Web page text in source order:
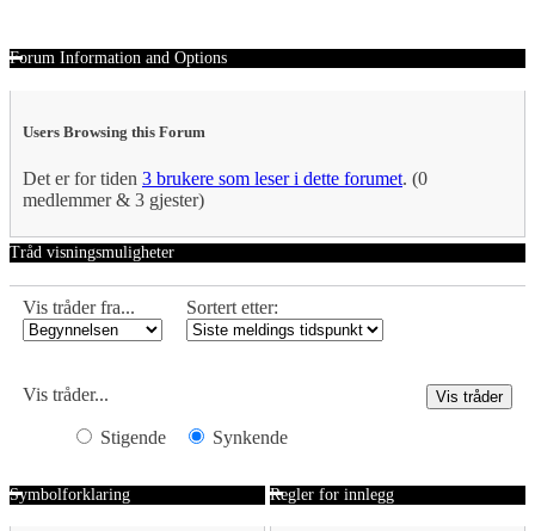
Forum Information and Options
Users Browsing this Forum
Det er for tiden 3 brukere som leser i dette forumet. (0
medlemmer & 3 gjester)
Tråd visningsmuligheter
Vis tråder fra... Sortert etter:
Vis tråder...
Stigende Synkende
Symbolforklaring Regler for innlegg